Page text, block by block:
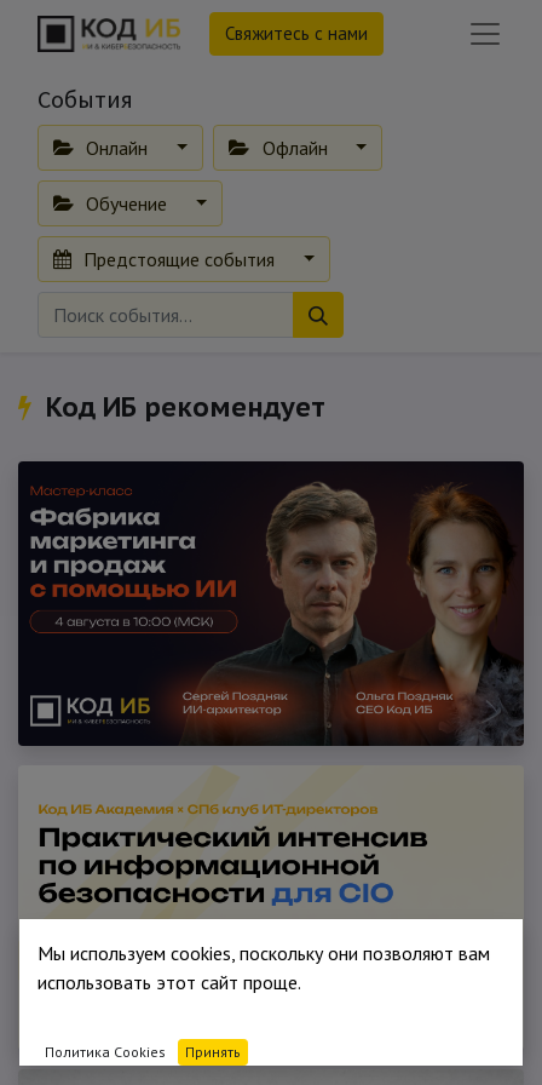
Свяжитесь с нами
События
Онлайн Офлайн
Обучение
Предстоящие события
Код ИБ рекомендует
Мы используем cookies, поскольку они позволяют вам
использовать этот сайт проще.
Политика Cookies Принять